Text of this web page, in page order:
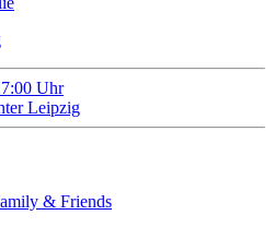
Uhr
Leipzig
& Friends